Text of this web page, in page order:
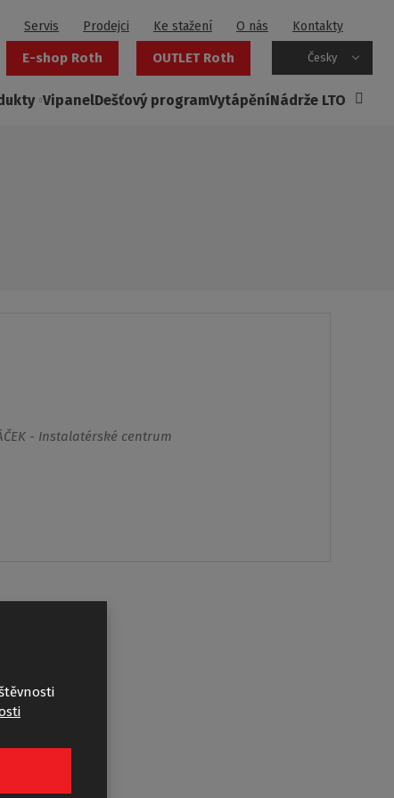
Servis Prodejci Ke stažení O nás Kontakty
E-shop Roth OUTLET Roth Česky
VipanelDešťový programVytápěníNádrže LTO